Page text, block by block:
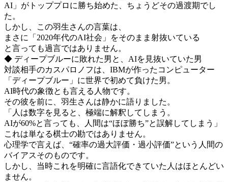
AI」がトッププロに勝ち始めた、ちょうどその過渡期でし
た。
しかし、この羽生さんの言葉は、
まさに「2020年代のAI社会」をそのまま射抜いている
と言っても過言ではありません。
◆ ディープブルーに敗れた男と、AIを見抜いていた男
対談相手のカスパロノフは、IBMが作ったコンピューター
「ディープブルー」に世界で初めて負けた男。
AI時代の象徴とも言える人物です。
その彼を前に、羽生さんは静かに語りました。
「人は数字を見ると、極端に解釈してしまう。
AIが60%と言っても、人間は“ほぼ勝ち”と誤解してしまう」
これは単なる棋士の勘ではありません。
心理学で言えば、“確率の過大評価・過小評価”という人間の
バイアスそのものです。
しかし、当時これを明確に言語化できていた人はほとんどい
ません。